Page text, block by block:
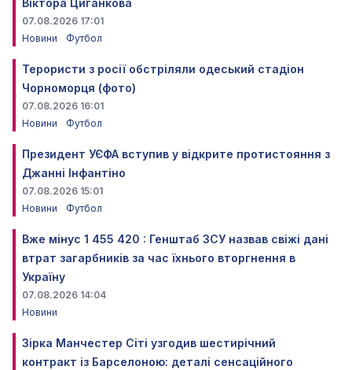
Віктора Циганкова
07.08.2026 17:01
Новини
Футбол
Терористи з росії обстріляли одеський стадіон
Чорноморця (фото)
07.08.2026 16:01
Новини
Футбол
Президент УЄФА вступив у відкрите протистояння з
Джанні Інфантіно
07.08.2026 15:01
Новини
Футбол
Вже мінус 1 455 420 : Генштаб ЗСУ назвав свіжі дані
втрат загарбників за час їхнього вторгнення в
Україну
07.08.2026 14:04
Новини
Зірка Манчестер Сіті узгодив шестирічний
контракт із Барселоною: деталі сенсаційного